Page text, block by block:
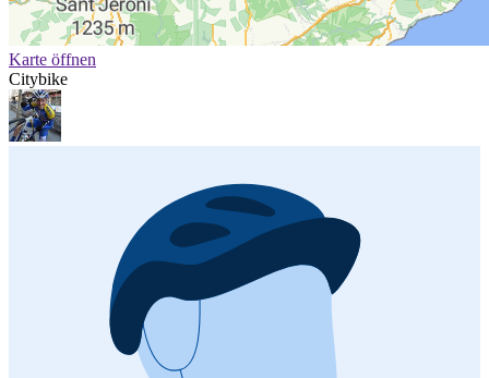
Karte öffnen
Citybike